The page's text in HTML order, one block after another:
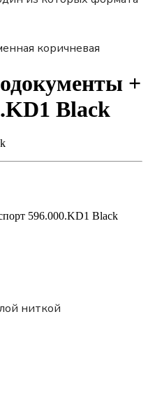
коричневая
+
Black
596.000.KD1 Black
ниткой